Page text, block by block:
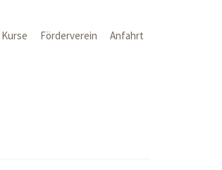
Kurse Förderverein Anfahrt